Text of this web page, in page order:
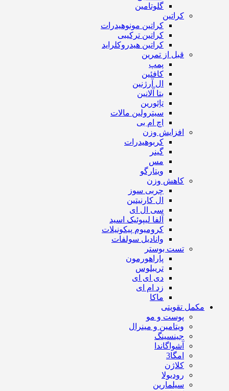
گلوتامین
کراتین
کراتین مونوهیدرات
کراتین ترکیبی
کراتین هیدروکلراید
قبل از تمرین
پمپ
کافئین
ال آرژنین
بتا آلانین
تاِئورین
سیترولین مالات
اچ ام بی
افزایش وزن
کربوهیدرات
گینر
مس
ویتارگو
کاهش وزن
چربی سوز
ال کارنیتین
سی ال ای
آلفا لیپوئیک اسید
کرومیوم پیکونیلات
وانادیل سولفات
تست بوستر
پاراهورمون
تریبلوس
دی ای ای
زد ام ای
ماکا
مکمل تقویتی
پوست و مو
ویتامین و مینرال
جینسینگ
آشواگاندا
امگا3
کلاژن
رودیولا
سیلمارین